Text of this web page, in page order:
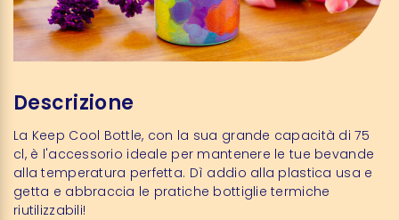
Descrizione
La Keep Cool Bottle, con la sua grande capacità di 75
cl, è l'accessorio ideale per mantenere le tue bevande
alla temperatura perfetta. Dì addio alla plastica usa e
getta e abbraccia le pratiche bottiglie termiche
riutilizzabili!